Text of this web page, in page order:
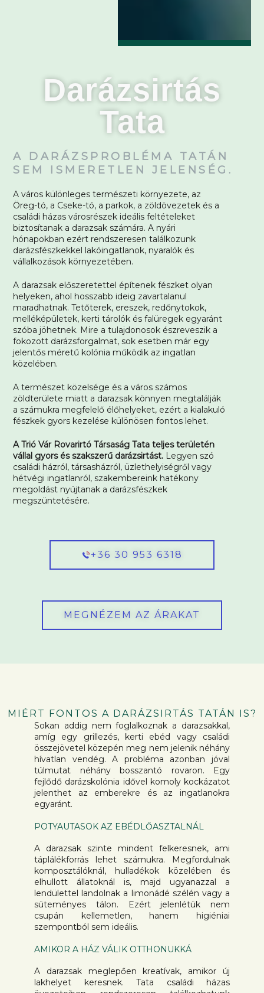
Darázsirtás
Tata
A DARÁZSPROBLÉMA TATÁN
SEM ISMERETLEN JELENSÉG.
A város különleges természeti környezete, az
Öreg-tó, a Cseke-tó, a parkok, a zöldövezetek és a
családi házas városrészek ideális feltételeket
biztosítanak a darazsak számára. A nyári
hónapokban ezért rendszeresen találkozunk
darázsfészkekkel lakóingatlanok, nyaralók és
vállalkozások környezetében.
A darazsak előszeretettel építenek fészket olyan
helyeken, ahol hosszabb ideig zavartalanul
maradhatnak. Tetőterek, ereszek, redőnytokok,
melléképületek, kerti tárolók és falüregek egyaránt
szóba jöhetnek. Mire a tulajdonosok észreveszik a
fokozott darázsforgalmat, sok esetben már egy
jelentős méretű kolónia működik az ingatlan
közelében.
A természet közelsége és a város számos
zöldterülete miatt a darazsak könnyen megtalálják
a számukra megfelelő élőhelyeket, ezért a kialakuló
fészkek gyors kezelése különösen fontos lehet.
A Trió Vár Rovarirtó Társaság Tata teljes területén
vállal gyors és szakszerű darázsirtást. Legyen szó
családi házról, társasházról, üzlethelyiségről vagy
hétvégi ingatlanról, szakembereink hatékony
megoldást nyújtanak a darázsfészkek
megszüntetésére.
+36 30 953 6318
MEGNÉZEM AZ ÁRAKAT
MIÉRT FONTOS A DARÁZSIRTÁS TATÁN IS?
Sokan addig nem foglalkoznak a darazsakkal,
amíg egy grillezés, kerti ebéd vagy családi
összejövetel közepén meg nem jelenik néhány
hívatlan vendég. A probléma azonban jóval
túlmutat néhány bosszantó rovaron. Egy
fejlődő darázskolónia idővel komoly kockázatot
jelenthet az emberekre és az ingatlanokra
egyaránt.
POTYAUTASOK AZ EBÉDLŐASZTALNÁL
A darazsak szinte mindent felkeresnek, ami
táplálékforrás lehet számukra. Megfordulnak
komposztálóknál, hulladékok közelében és
elhullott állatoknál is, majd ugyanazzal a
lendülettel landolnak a limonádé szélén vagy a
süteményes tálon. Ezért jelenlétük nem
csupán kellemetlen, hanem higiéniai
szempontból sem ideális.
AMIKOR A HÁZ VÁLIK OTTHONUKKÁ
A darazsak meglepően kreatívak, amikor új
lakhelyet keresnek. Tata családi házas